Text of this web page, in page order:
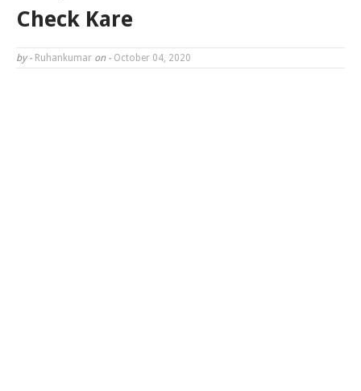
Check Kare
by - Ruhankumar on - October 04, 2020